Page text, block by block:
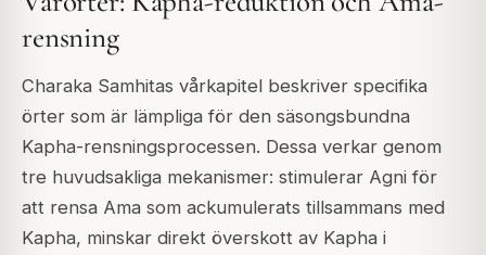
rensning
Charaka Samhitas vårkapitel beskriver specifika
örter som är lämpliga för den säsongsbundna
Kapha-rensningsprocessen. Dessa verkar genom
tre huvudsakliga mekanismer: stimulerar Agni för
att rensa Ama som ackumulerats tillsammans med
Kapha, minskar direkt överskott av Kapha i